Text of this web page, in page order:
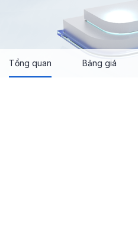
Tổng quan Bảng giá